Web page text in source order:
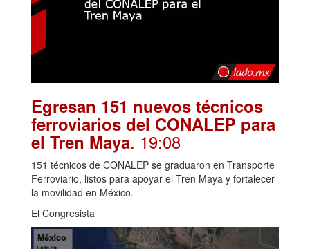
Egresan 151 nuevos técnicos
ferroviarios del CONALEP para
el Tren Maya. 19:08
151 técnicos de CONALEP se graduaron en Transporte
Ferroviario, listos para apoyar el Tren Maya y fortalecer
la movilidad en México.
El Congresista